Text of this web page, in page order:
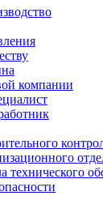
компании
технического